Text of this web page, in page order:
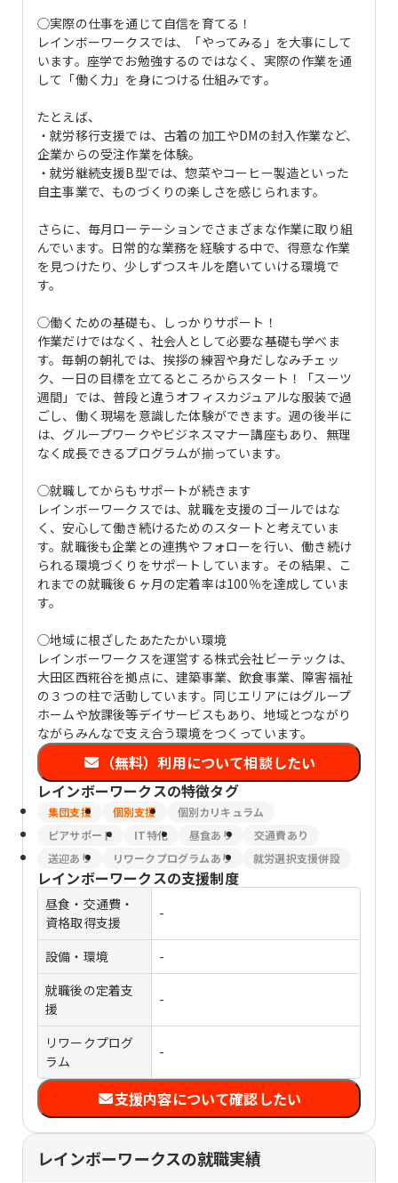
◯実際の仕事を通じて自信を育てる！
レインボーワークスでは、「やってみる」を大事にして
います。座学でお勉強するのではなく、実際の作業を通
して「働く力」を身につける仕組みです。
たとえば、
・就労移行支援では、古着の加工やDMの封入作業など、
企業からの受注作業を体験。
・就労継続支援B型では、惣菜やコーヒー製造といった
自主事業で、ものづくりの楽しさを感じられます。
さらに、毎月ローテーションでさまざまな作業に取り組
んでいます。日常的な業務を経験する中で、得意な作業
を見つけたり、少しずつスキルを磨いていける環境で
す。
◯働くための基礎も、しっかりサポート！
作業だけではなく、社会人として必要な基礎も学べま
す。毎朝の朝礼では、挨拶の練習や身だしなみチェッ
ク、一日の目標を立てるところからスタート！「スーツ
週間」では、普段と違うオフィスカジュアルな服装で過
ごし、働く現場を意識した体験ができます。週の後半に
は、グループワークやビジネスマナー講座もあり、無理
なく成長できるプログラムが揃っています。
◯就職してからもサポートが続きます
レインボーワークスでは、就職を支援のゴールではな
く、安心して働き続けるためのスタートと考えていま
す。就職後も企業との連携やフォローを行い、働き続け
られる環境づくりをサポートしています。その結果、こ
れまでの就職後６ヶ月の定着率は100％を達成していま
す。
◯地域に根ざしたあたたかい環境
レインボーワークスを運営する株式会社ビーテックは、
大田区西糀谷を拠点に、建築事業、飲食事業、障害福祉
の３つの柱で活動しています。同じエリアにはグループ
ホームや放課後等デイサービスもあり、地域とつながり
ながらみんなで支え合う環境をつくっています。
（無料）利用について相談したい
レインボーワークスの特徴タグ
集団支援 個別支援
個別カリキュラム
ピアサポート
IT特化 昼食あり
交通費あり
送迎あり
リワークプログラムあり 就労選択支援併設
レインボーワークスの支援制度
昼食・交通費・
資格取得支援
-
設備・環境
-
就職後の定着支
援
-
リワークプログ
ラム
-
支援内容について確認したい
レインボーワークスの就職実績